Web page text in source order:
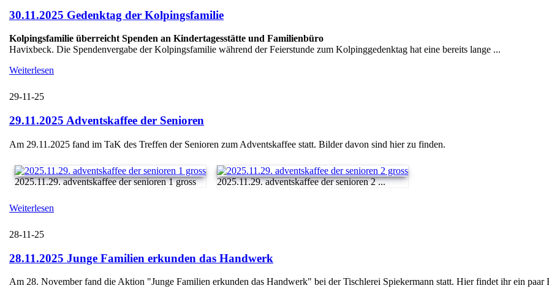
30.11.2025 Gedenktag der Kolpingsfamilie
Kolpingsfamilie überreicht Spenden an Kindertagesstätte und Familienbüro
Havixbeck. Die Spendenvergabe der Kolpingsfamilie während der Feierstunde zum Kolpinggedenktag hat eine bereits lange ...
Weiterlesen
29-11-25
29.11.2025 Adventskaffee der Senioren
Am 29.11.2025 fand im TaK des Treffen der Senioren zum Adventskaffee statt. Bilder davon sind hier zu finden.
2025.11.29. adventskaffee der senioren 1 gross 2025.11.29. adventskaffee der senioren 2 ...
Weiterlesen
28-11-25
28.11.2025 Junge Familien erkunden das Handwerk
Am 28. November fand die Aktion "Junge Familien erkunden das Handwerk" bei der Tischlerei Spiekermann statt. Hier findet ihr ein